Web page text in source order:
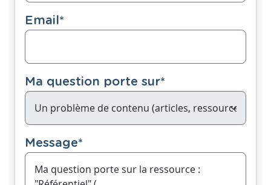
Email*
Ma question porte sur*
Message*